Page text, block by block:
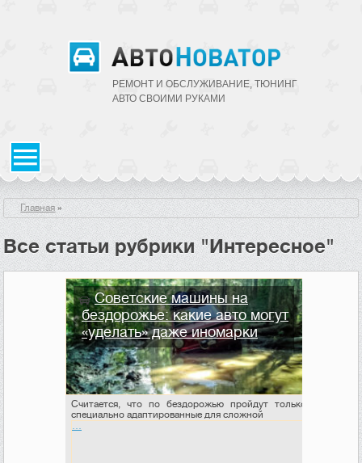
РЕМОНТ И ОБСЛУЖИВАНИЕ, ТЮНИНГ
АВТО CВОИМИ РУКАМИ
Главная»
Все статьи рубрики "Интересное"
Советские машины на
бездорожье: какие авто могут
«уделать» даже иномарки
Считается, что по бездорожью пройдут только
специально адаптированные для сложной
…